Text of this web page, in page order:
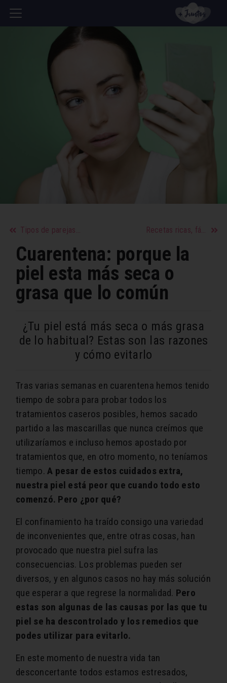
Tipos de parejas tóxicas que debes evitar Recetas ricas, fáciles y sanas para llevar mejor el confinamiento
Cuarentena: porque la
piel esta más seca o
grasa que lo común
¿Tu piel está más seca o más grasa
de lo habitual? Estas son las razones
y cómo evitarlo
Tras varias semanas en cuarentena hemos tenido
tiempo de sobra para probar todos los
tratamientos caseros posibles, hemos sacado
partido a las mascarillas que nunca creímos que
utilizaríamos e incluso hemos apostado por
tratamientos que, en otro momento, no teníamos
tiempo.A pesar de estos cuidados extra,
nuestra piel está peor que cuando todo esto
comenzó. Pero ¿por qué?
El confinamiento ha traído consigo una variedad
de inconvenientes que, entre otras cosas, han
provocado que nuestra piel sufra las
consecuencias. Los problemas pueden ser
diversos, y en algunos casos no hay más solución
que esperar a que regrese la normalidad. Pero
estas son algunas de las causas por las que tu
piel se ha descontrolado y los remedios que
podes utilizar para evitarlo.
En este momento de nuestra vida tan
desconcertante todos estamos estresados,